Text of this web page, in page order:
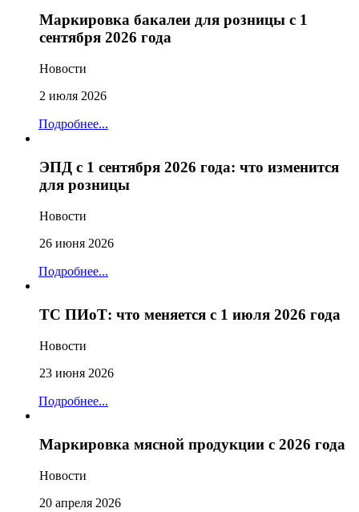
Маркировка бакалеи для розницы с 1
сентября 2026 года
Новости
2 июля 2026
Подробнее...
ЭПД с 1 сентября 2026 года: что изменится
для розницы
Новости
26 июня 2026
Подробнее...
ТС ПИоТ: что меняется с 1 июля 2026 года
Новости
23 июня 2026
Подробнее...
Маркировка мясной продукции с 2026 года
Новости
20 апреля 2026